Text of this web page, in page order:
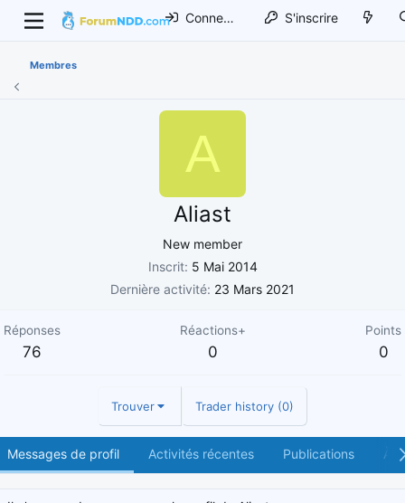
Connexion S'inscrire
Membres
A
Aliast
New member
Inscrit 5 Mai 2014
Dernière activité 23 Mars 2021
Réponses
76
Réactions+
0
Points
0
Trouver Trader history (0)
Messages de profil Activités récentes Publications À